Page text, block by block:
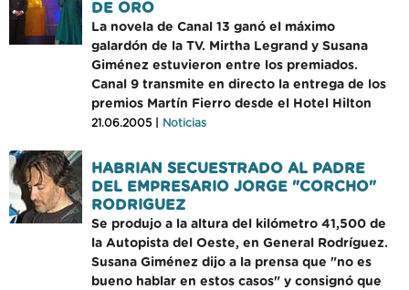
DE ORO
La novela de Canal 13 ganó el máximo
galardón de la TV. Mirtha Legrand y Susana
Giménez estuvieron entre los premiados.
Canal 9 transmite en directo la entrega de los
premios Martín Fierro desde el Hotel Hilton
21.06.2005 | Noticias
HABRIAN SECUESTRADO AL PADRE
DEL EMPRESARIO JORGE "CORCHO"
RODRIGUEZ
Se produjo a la altura del kilómetro 41,500 de
la Autopista del Oeste, en General Rodríguez.
Susana Giménez dijo a la prensa que "no es
bueno hablar en estos casos" y consignó que